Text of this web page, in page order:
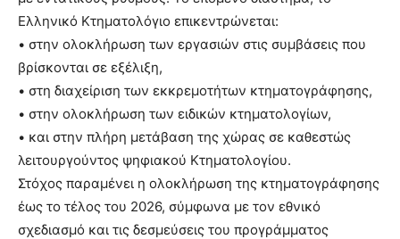
Ελληνικό Κτηματολόγιο επικεντρώνεται:
• στην ολοκλήρωση των εργασιών στις συμβάσεις που
βρίσκονται σε εξέλιξη,
• στη διαχείριση των εκκρεμοτήτων κτηματογράφησης,
• στην ολοκλήρωση των ειδικών κτηματολογίων,
• και στην πλήρη μετάβαση της χώρας σε καθεστώς
λειτουργούντος ψηφιακού Κτηματολογίου.
Στόχος παραμένει η ολοκλήρωση της κτηματογράφησης
έως το τέλος του 2026, σύμφωνα με τον εθνικό
σχεδιασμό και τις δεσμεύσεις του προγράμματος